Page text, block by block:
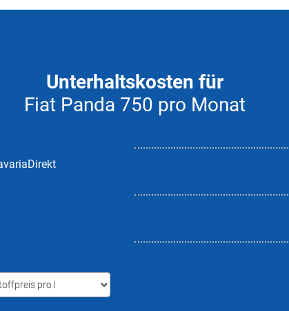
Unterhaltskosten für
Fiat Panda 750 pro Monat